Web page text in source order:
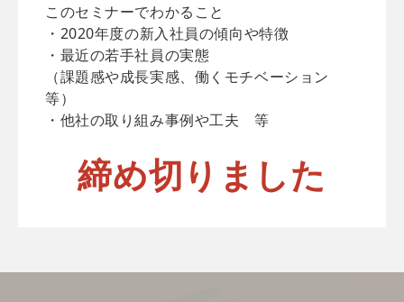
このセミナーでわかること
・2020年度の新入社員の傾向や特徴
・最近の若手社員の実態
（課題感や成長実感、働くモチベーション
等）
・他社の取り組み事例や工夫 等
締め切りました